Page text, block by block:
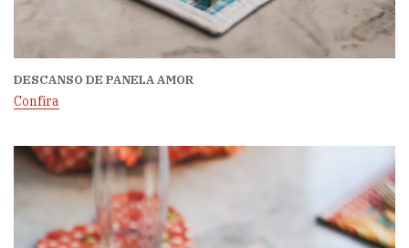
DESCANSO DE PANELA AMOR
Confira